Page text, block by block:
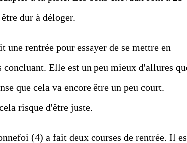
dur à déloger.
rentrée pour essayer de se mettre en
Elle est un peu mieux d'allures
que cela va encore être un peu court.
risque d'être juste.
(4) a fait deux courses de rentrée. Il